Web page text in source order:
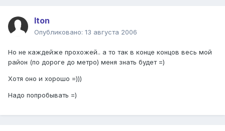
Iton
Опубликовано: 13 августа 2006
Но не каждейже прохожей.. а то так в конце концов весь мой
район (по дороге до метро) меня знать будет =)
Хотя оно и хорошо =)))
Надо попробывать =)